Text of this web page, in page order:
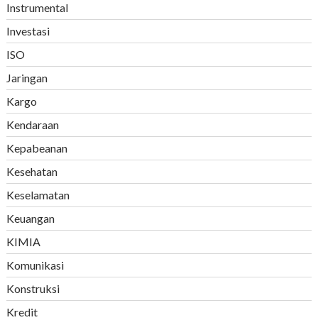
Instrumental
Investasi
ISO
Jaringan
Kargo
Kendaraan
Kepabeanan
Kesehatan
Keselamatan
Keuangan
KIMIA
Komunikasi
Konstruksi
Kredit